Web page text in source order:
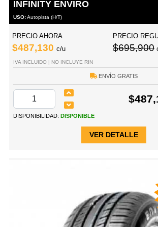
INFINITY ENVIRO
USO:Autopista (H/T)
PRECIO AHORA
$487,130 c/u
PRECIO
$695,900
IVA INCLUIDO | NO INCLUYE RIN
ENVÍO GRATIS
DISPONIBILIDAD: DISPONIBLE
VER DETALLE